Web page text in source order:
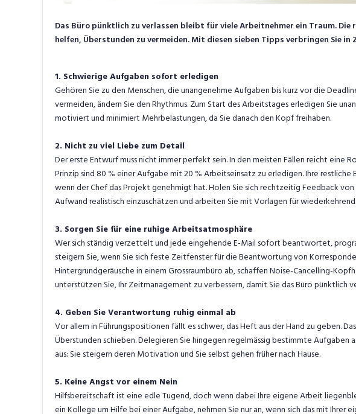
Das Büro pünktlich zu verlassen bleibt für viele Arbeitnehmer ein Traum.
helfen, Überstunden zu vermeiden. Mit diesen sieben Tipps verbringen Sie
1. Schwierige Aufgaben sofort erledigen
Gehören Sie zu den Menschen, die unangenehme Aufgaben bis kurz vor die
vermeiden, ändern Sie den Rhythmus. Zum Start des Arbeitstages erledigen Sie
motiviert und minimiert Mehrbelastungen, da Sie danach den Kopf freihaben.
2. Nicht zu viel Liebe zum Detail
Der erste Entwurf muss nicht immer perfekt sein. In den meisten Fällen reicht eine
Prinzip sind 80 % einer Aufgabe mit 20 % Arbeitseinsatz zu erledigen. Ihre
wenn der Chef das Projekt genehmigt hat. Holen Sie sich rechtzeitig Feedback
Aufwand realistisch einzuschätzen und arbeiten Sie mit Vorlagen für
3. Sorgen Sie für eine ruhige Arbeitsatmosphäre
Wer sich ständig verzettelt und jede eingehende E-Mail sofort beantwortet,
steigern Sie, wenn Sie sich feste Zeitfenster für die Beantwortung von
Hintergrundgeräusche in einem Grossraumbüro ab, schaffen Noise-Cancelling-
unterstützen Sie, Ihr Zeitmanagement zu verbessern, damit Sie das Büro pünktlich
4. Geben Sie Verantwortung ruhig einmal ab
Vor allem in Führungspositionen fällt es schwer, das Heft aus der Hand zu geben.
Überstunden schieben. Delegieren Sie hingegen regelmässig bestimmte
aus: Sie steigern deren Motivation und Sie selbst gehen früher nach Hause.
5. Keine Angst vor einem Nein
Hilfsbereitschaft ist eine edle Tugend, doch wenn dabei Ihre eigene Arbeit
ein Kollege um Hilfe bei einer Aufgabe, nehmen Sie nur an, wenn sich das mit Ihrer